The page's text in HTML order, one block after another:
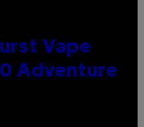
Vape
Adventure